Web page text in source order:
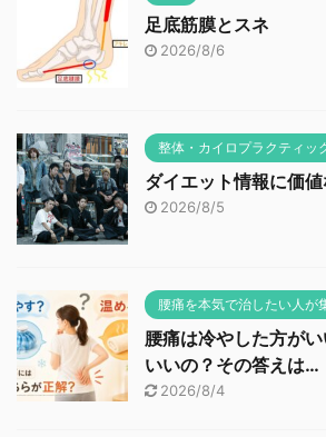
足底筋膜とスネ
2026/8/6
整体・カイロプラクティッ
ダイエット情報に価
2026/8/5
腰痛を本気で治したい人が
腰痛は冷やした方が
いいの？その答えは…
2026/8/4